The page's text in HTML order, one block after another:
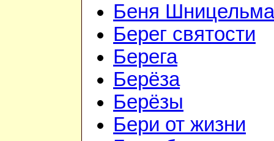
Беня
Берег святости
Берега
Берёза
Берёзы
Бери от жизни